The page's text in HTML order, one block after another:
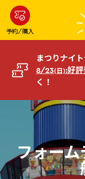
ン
コ
へ
予約/購入
まつりナイ
8/23(日):好評
く！
フォー